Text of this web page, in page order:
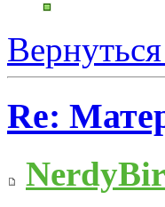
Re: